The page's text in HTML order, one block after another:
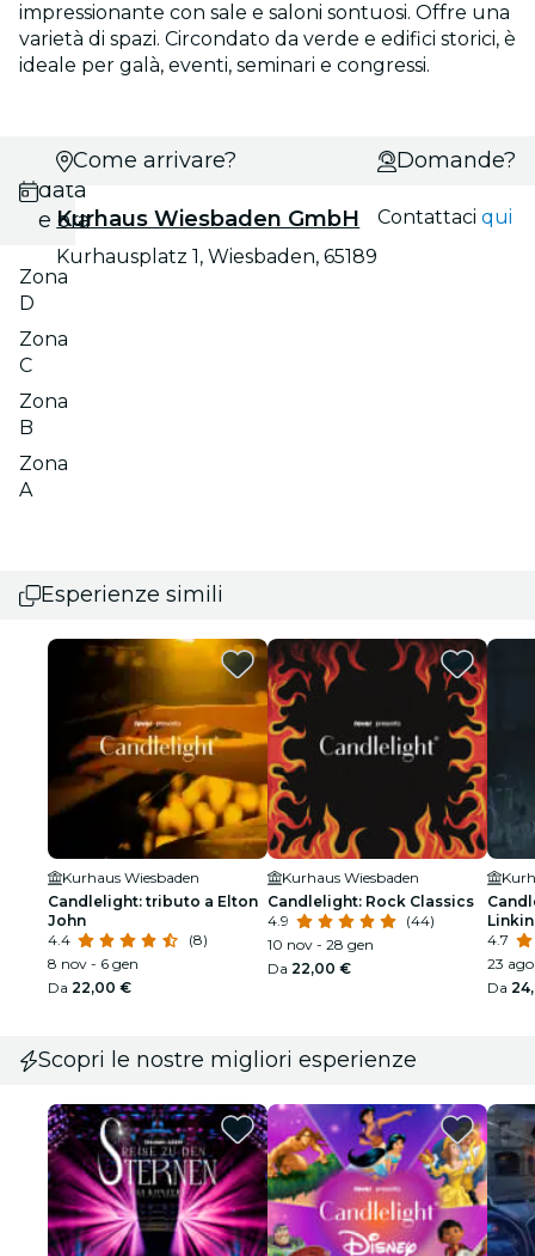
impressionante con sale e saloni sontuosi. Offre una
varietà di spazi. Circondato da verde e edifici storici, è
ideale per galà, eventi, seminari e congressi.
Scegli
data
e ora
Zona
D
Zona
C
Zona
B
Zona
A
Come arrivare?
Kurhaus Wiesbaden GmbH
Kurhausplatz 1, Wiesbaden, 65189
Domande?
Contattaciqui
Esperienze simili
Kurhaus Wiesbaden
Candlelight: tributo a Elton
John
4.4
(8)
8 nov - 6 gen
Da 22,00 €
Kurhaus Wiesbaden
Candlelight: Rock Classics
4.9
(44)
10 nov - 28 gen
Da 22,00 €
4.7
23
Da
Scopri le nostre migliori esperienze